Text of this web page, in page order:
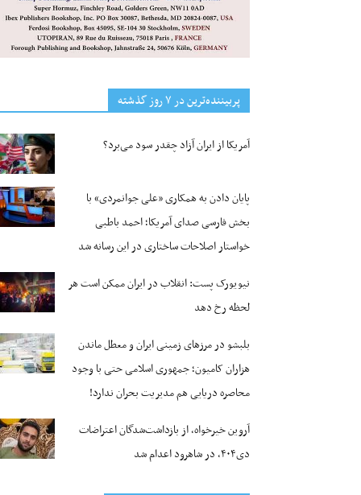
پربیننده‌ترین‌ در ۷ روز گذشته
آمریکا از ایران آزاد چقدر سود می‌برد؟
پایان دادن به همکاری «علی جوانمردی» با
بخش فارسی صدای آمریکا؛ احمد باطبی
خواستار اصلاحات ساختاری در این رسانه شد
نیویورک پست: انقلاب در ایران ممکن است هر
لحظه رخ دهد
بلبشو در مرزهای زمینی ایران و معطل ماندن
هزاران کامیون؛ جمهوری اسلامی حتی با وجود
محاصره دریایی هم مدیریت بحران ندارد!
آروین خیرخواه، از بازداشت‌شدگان اعتراضات
دی۴۰۴، در شاهرود اعدام شد